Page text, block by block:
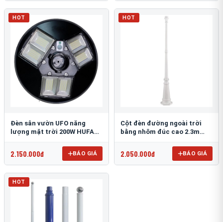
HOT
Đèn sân vườn UFO năng
lượng mặt trời 200W HUFA
2.150.000đ BÁO GIÁ
HOT
Cột đèn đường ngoài trời
bằng nhôm đúc cao 2.3m
2.050.000đ BÁO GIÁ
HOT